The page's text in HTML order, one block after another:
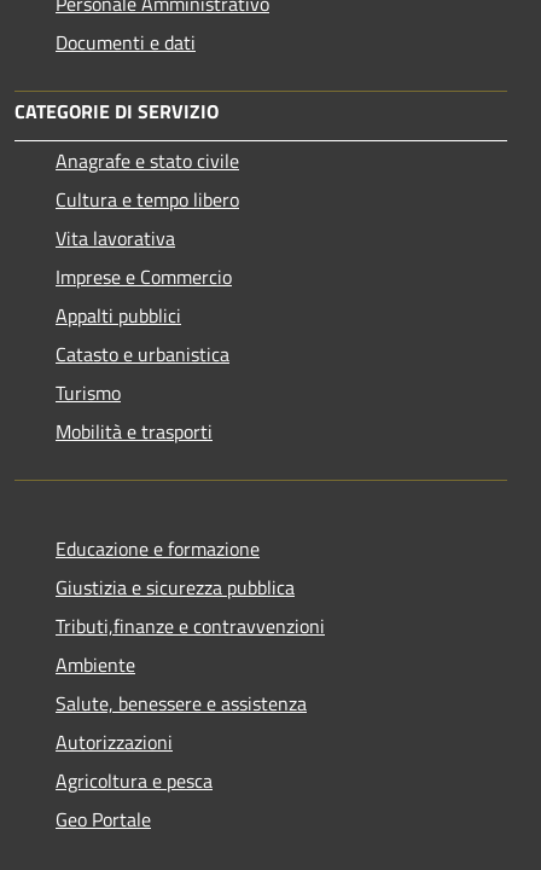
Documenti e dati
CATEGORIE DI SERVIZIO
Anagrafe e stato civile
Cultura e tempo libero
Vita lavorativa
Imprese e Commercio
Appalti pubblici
Catasto e urbanistica
Turismo
Mobilità e trasporti
Educazione e formazione
Giustizia e sicurezza pubblica
Tributi,finanze e contravvenzioni
Ambiente
Salute, benessere e assistenza
Autorizzazioni
Agricoltura e pesca
Geo Portale